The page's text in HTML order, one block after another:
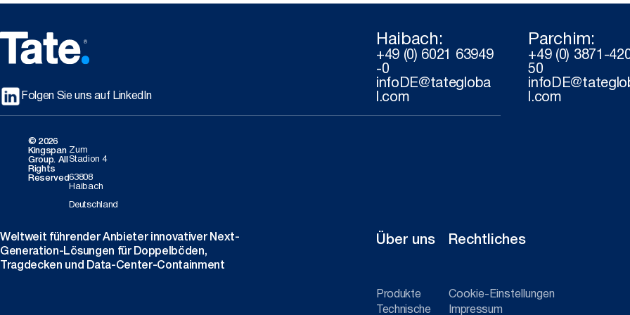
Folgen Sie uns auf LinkedIn
Haibach:
+49 (0) 6021 63949
-0
infoDE@tategloba
l.com
Parchim:
+49 (0) 3871-
50
l.com
Weltweit führender Anbieter innovativer Next-
Generation-Lösungen für Doppelböden,
Tragdecken und Data-Center-Containment
Über uns
Produkte
Technische
Rechtliches
Cookie-Einstellungen
Impressum
© 2026
Kingspan
Group. All
Rights
Reserved
Zum
Stadion 4
63808
Haibach
Deutschland